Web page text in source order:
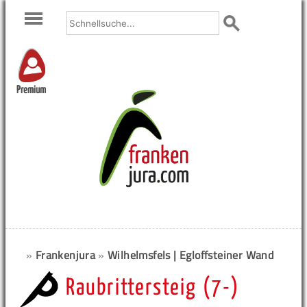
Premium
» Frankenjura»Wilhelmsfels | Egloffsteiner Wand
Raubrittersteig (7-)